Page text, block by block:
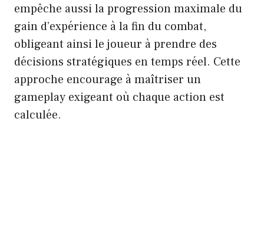
empêche aussi la progression maximale du
gain d’expérience à la fin du combat,
obligeant ainsi le joueur à prendre des
décisions stratégiques en temps réel. Cette
approche encourage à maîtriser un
gameplay exigeant où chaque action est
calculée.